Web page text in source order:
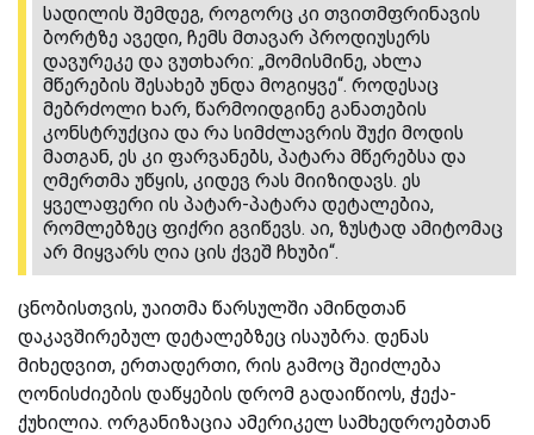
სადილის შემდეგ, როგორც კი თვითმფრინავის
ბორტზე ავედი, ჩემს მთავარ პროდიუსერს
დავურეკე და ვუთხარი: „მომისმინე, ახლა
მწერების შესახებ უნდა მოგიყვე“. როდესაც
მებრძოლი ხარ, წარმოიდგინე განათების
კონსტრუქცია და რა სიმძლავრის შუქი მოდის
მათგან, ეს კი ფარვანებს, პატარა მწერებსა და
ღმერთმა უწყის, კიდევ რას მიიზიდავს. ეს
ყველაფერი ის პატარ-პატარა დეტალებია,
რომლებზეც ფიქრი გვიწევს. აი, ზუსტად ამიტომაც
არ მიყვარს ღია ცის ქვეშ ჩხუბი“.
ცნობისთვის, უაითმა წარსულში ამინდთან
დაკავშირებულ დეტალებზეც ისაუბრა. დენას
მიხედვით, ერთადერთი, რის გამოც შეიძლება
ღონისძიების დაწყების დრომ გადაიწიოს, ჭექა-
ქუხილია. ორგანიზაცია ამერიკელ სამხედროებთან